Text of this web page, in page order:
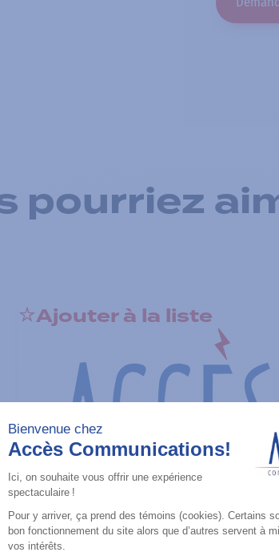
pourriez
Ajouter à la liste
Trident PassPort Data